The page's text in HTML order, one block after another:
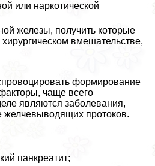
или наркотической
железы, получить которые
вмешательстве,
формирование
чаще всего
являются заболевания,
желчевыводящих протоков.
панкреатит;